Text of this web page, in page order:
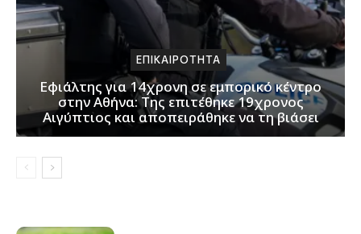
ΕΠΙΚΑΙΡΟΤΗΤΑ
Εφιάλτης για 14χρονη σε εμπορικό κέντρο
στην Αθήνα: Της επιτέθηκε 19χρονος
Αιγύπτιος και αποπειράθηκε να τη βιάσει